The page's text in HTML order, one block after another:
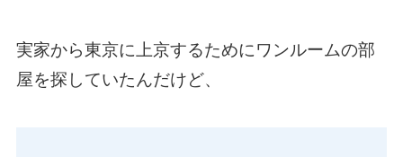
実家から東京に上京するためにワンルームの部
屋を探していたんだけど、